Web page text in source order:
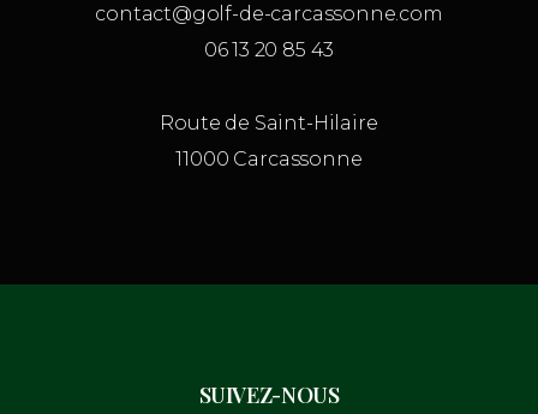
contact@golf-de-carcassonne.com
06 13 20 85 43
Route de Saint-Hilaire
11000 Carcassonne
SUIVEZ-NOUS